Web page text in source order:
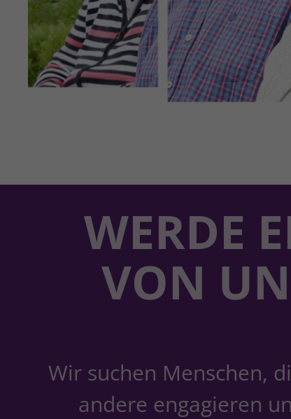
WERDE
VON
Wir suchen Menschen,
andere engagieren